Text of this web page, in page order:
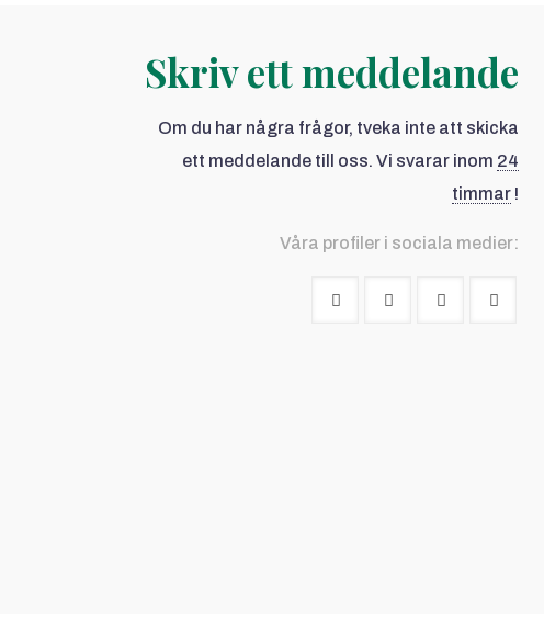
Skriv ett meddelande
Om du har några frågor, tveka inte att skicka
ett meddelande till oss. Vi svarar inom 24
timmar !
Våra profiler i sociala medier: